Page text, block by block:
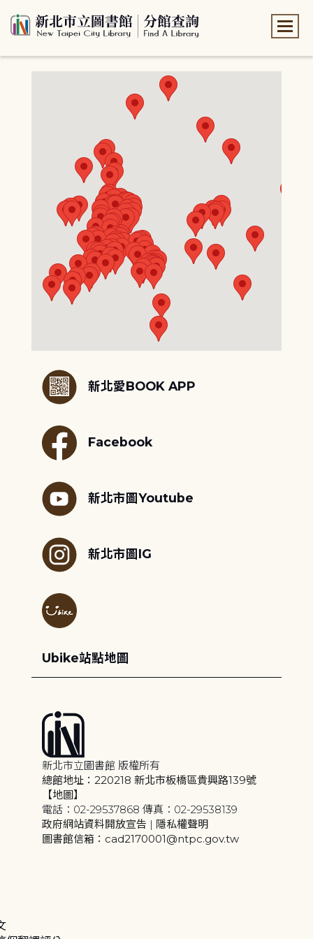
新北愛BOOK APP
Facebook
新北市圖Youtube
新北市圖IG
Ubike站點地圖
新北市立圖書館 版權所有
總館地址：220218 新北市板橋區貴興路139號
【地圖】
電話：02-29537868 傳真：02-29538139
政府網站資料開放宣告 | 隱私權聲明
圖書館信箱：cad2170001@ntpc.gov.tw